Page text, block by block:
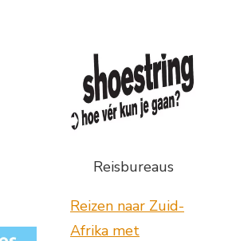
Reisbureaus
Reizen naar Zuid-
Afrika met